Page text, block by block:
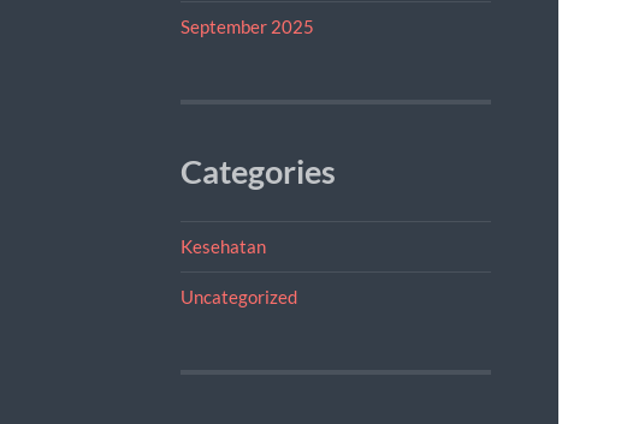
September 2025
Categories
Kesehatan
Uncategorized